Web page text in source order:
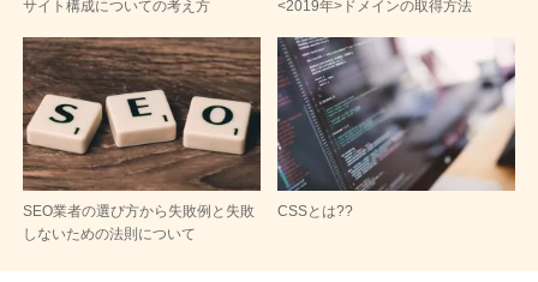
サイト構成についての考え方 <2019年>ドメインの取得方法
SEO業者の選び方から失敗例と失敗
しないための法則について
CSSとは??